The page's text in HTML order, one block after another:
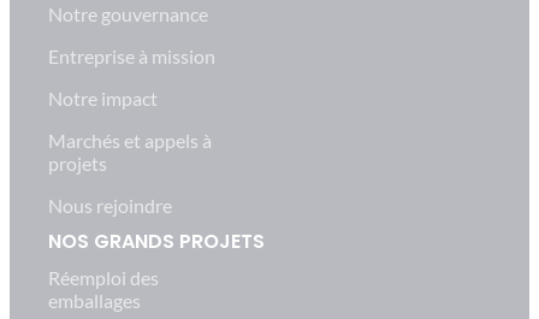
Notre gouvernance
Entreprise à mission
Notre impact
Marchés et appels à
projets
Nous rejoindre
NOS GRANDS PROJETS
Réemploi des
emballages